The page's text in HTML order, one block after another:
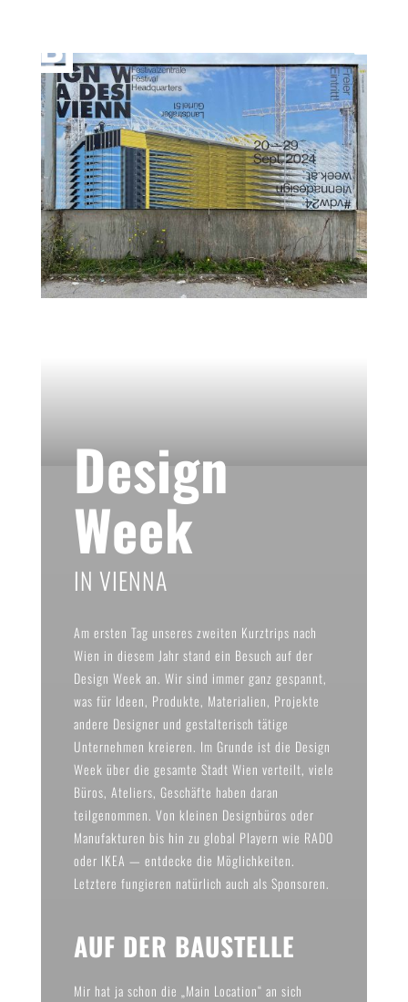
Design
Week
IN VIENNA
Am ersten Tag unseres zweiten Kurztrips nach
Wien in diesem Jahr stand ein Besuch auf der
Design Week an. Wir sind immer ganz gespannt,
was für Ideen, Produkte, Materialien, Projekte
andere Designer und gestalterisch tätige
Unternehmen kreieren. Im Grunde ist die Design
Week über die gesamte Stadt Wien verteilt, viele
Büros, Ateliers, Geschäfte haben daran
teilgenommen. Von kleinen Designbüros oder
Manufakturen bis hin zu global Playern wie RADO
oder IKEA — entdecke die Möglichkeiten.
Letztere fungieren natürlich auch als Sponsoren.
AUF DER BAUSTELLE
Mir hat ja schon die „Main Location“ an sich